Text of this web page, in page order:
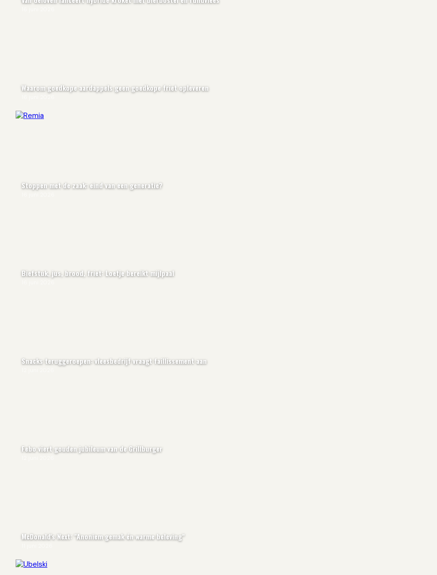
Waarom goedkope aardappels geen goedkope friet opleveren
Stoppen met de zaak: eind van een generatie?
Biefstuk, jus, brood, friet: Loetje bereikt mijlpaal
Snacks teruggeroepen: vleesbedrijf vraagt faillissement aan
Febo viert gouden jubileum van de Grillburger
McDonald's Next: "Anoniem gemak én warme beleving"